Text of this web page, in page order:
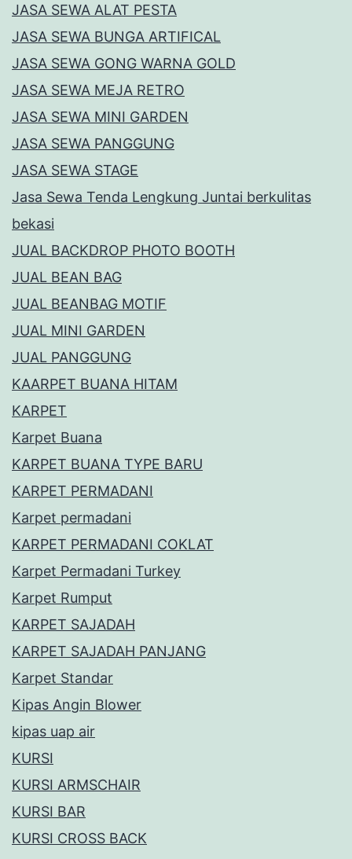
JASA SEWA ALAT PESTA
JASA SEWA BUNGA ARTIFICAL
JASA SEWA GONG WARNA GOLD
JASA SEWA MEJA RETRO
JASA SEWA MINI GARDEN
JASA SEWA PANGGUNG
JASA SEWA STAGE
Jasa Sewa Tenda Lengkung Juntai berkulitas
bekasi
JUAL BACKDROP PHOTO BOOTH
JUAL BEAN BAG
JUAL BEANBAG MOTIF
JUAL MINI GARDEN
JUAL PANGGUNG
KAARPET BUANA HITAM
KARPET
Karpet Buana
KARPET BUANA TYPE BARU
KARPET PERMADANI
Karpet permadani
KARPET PERMADANI COKLAT
Karpet Permadani Turkey
Karpet Rumput
KARPET SAJADAH
KARPET SAJADAH PANJANG
Karpet Standar
Kipas Angin Blower
kipas uap air
KURSI
KURSI ARMSCHAIR
KURSI BAR
KURSI CROSS BACK